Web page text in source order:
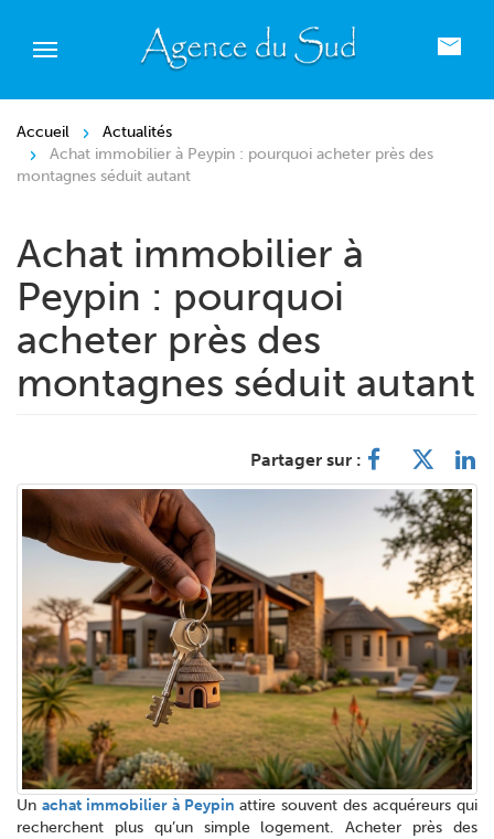
Accueil
Actualités
Achat immobilier à Peypin : pourquoi acheter près des
montagnes séduit autant
Achat immobilier à
Peypin : pourquoi
acheter près des
montagnes séduit autant
Partager sur :
Un achat immobilier à Peypin attire souvent des acquéreurs qui
recherchent plus qu’un simple logement. Acheter près des